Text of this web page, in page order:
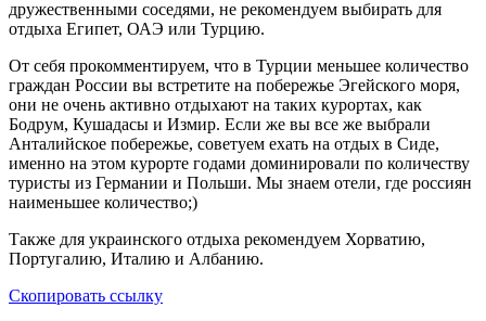
дружественными соседями, не рекомендуем выбирать для
отдыха Египет, ОАЭ или Турцию.
От себя прокомментируем, что в Турции меньшее количество
граждан России вы встретите на побережье Эгейского моря,
они не очень активно отдыхают на таких курортах, как
Бодрум, Кушадасы и Измир. Если же вы все же выбрали
Анталийское побережье, советуем ехать на отдых в Сиде,
именно на этом курорте годами доминировали по количеству
туристы из Германии и Польши. Мы знаем отели, где россиян
наименьшее количество;)
Также для украинского отдыха рекомендуем Хорватию,
Португалию, Италию и Албанию.
Скопировать ссылку